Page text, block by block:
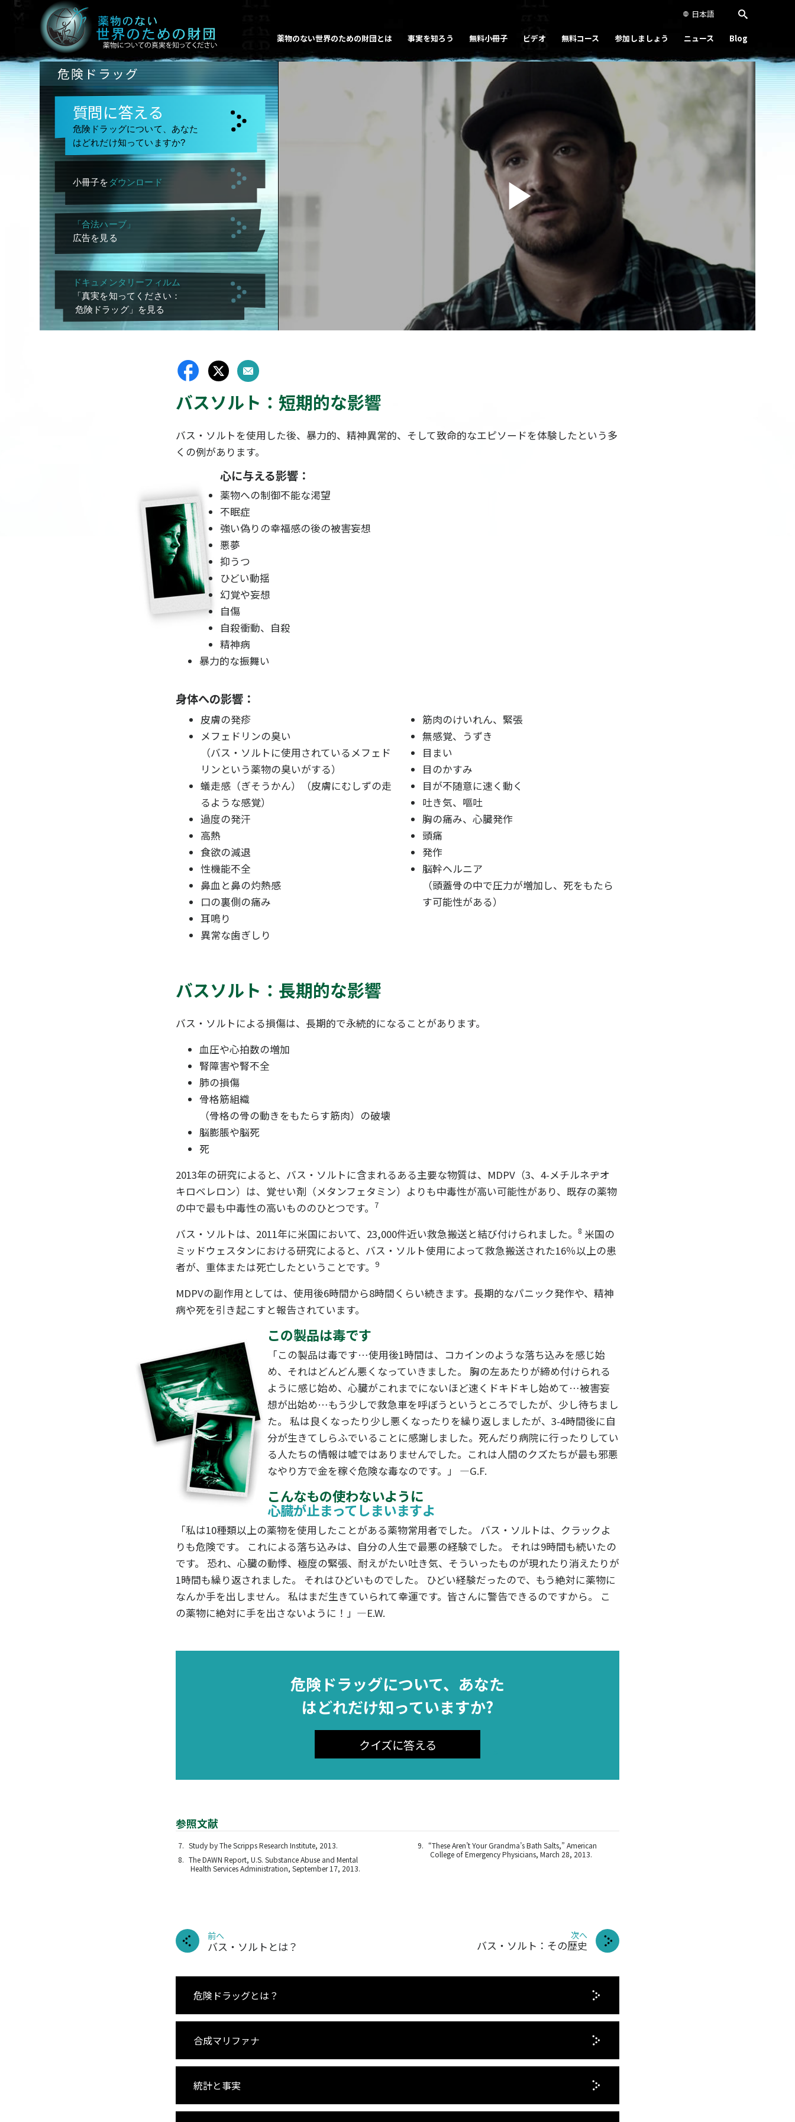
日本語
薬物のない世界のための財団とは 事実を知ろう 無料小冊子 ビデオ 無料コース 参加しましょう ニュース Blog
Play
Video
危険ドラッグ
質問に答える
危険ドラッグについて、あなた
はどれだけ知っていますか?
小冊子を ダウンロード
「合法ハーブ」
広告を見る
ドキュメンタリーフィルム
「真実を知ってください：
危険ドラッグ」を見る
バスソルト：短期的な影響
バス・ソルトを使用した後、暴力的、精神異常的、そして致命的なエピソードを体験したという多
くの例があります。
心に与える影響：
薬物への制御不能な渇望
不眠症
強い偽りの幸福感の後の被害妄想
悪夢
抑うつ
ひどい動揺
幻覚や妄想
自傷
自殺衝動、自殺
精神病
暴力的な振舞い
身体への影響：
皮膚の発疹
メフェドリンの臭い
（バス・ソルトに使用されているメフェド
リンという薬物の臭いがする）
蟻走感（ぎそうかん）（皮膚にむしずの走
るような感覚）
過度の発汗
高熱
食欲の減退
性機能不全
鼻血と鼻の灼熱感
口の裏側の痛み
耳鳴り
異常な歯ぎしり
筋肉のけいれん、緊張
無感覚、うずき
目まい
目のかすみ
目が不随意に速く動く
吐き気、嘔吐
胸の痛み、心臓発作
頭痛
発作
脳幹ヘルニア
（頭蓋骨の中で圧力が増加し、死をもたら
す可能性がある）
バスソルト：長期的な影響
バス・ソルトによる損傷は、長期的で永続的になることがあります。
血圧や心拍数の増加
腎障害や腎不全
肺の損傷
骨格筋組織
（骨格の骨の動きをもたらす筋肉）の破壊
脳膨脹や脳死
死
2013年の研究によると、バス・ソルトに含まれるある主要な物質は、MDPV（3、4-メチルネヂオ
キロベレロン）は、覚せい剤（メタンフェタミン）よりも中毒性が高い可能性があり、既存の薬物
の中で最も中毒性の高いもののひとつです。
7
バス・ソルトは、2011年に米国において、23,000件近い救急搬送と結び付けられました。 8 米国の
ミッドウェスタンにおける研究によると、バス・ソルト使用によって救急搬送された16％以上の患
者が、重体または死亡したということです。 9
MDPVの副作用としては、使用後6時間から8時間くらい続きます。長期的なパニック発作や、精神
病や死を引き起こすと報告されています。
この製品は毒です
「この製品は毒です…使用後1時間は、コカインのような落ち込みを感じ始
め、それはどんどん悪くなっていきました。 胸の左あたりが締め付けられる
ように感じ始め、心臓がこれまでにないほど速くドキドキし始めて…被害妄
想が出始め…もう少しで救急車を呼ぼうというところでしたが、少し待ちまし
た。 私は良くなったり少し悪くなったりを繰り返しましたが、3-4時間後に自
分が生きてしらふでいることに感謝しました。死んだり病院に行ったりしてい
る人たちの情報は嘘ではありませんでした。これは人間のクズたちが最も邪悪
なやり方で金を稼ぐ危険な毒なのです。」 —G.F.
こんなもの使わないように
心臓が止まってしまいますよ
「私は10種類以上の薬物を使用したことがある薬物常用者でした。 バス・ソルトは、クラックよ
りも危険です。 これによる落ち込みは、自分の人生で最悪の経験でした。 それは9時間も続いたの
です。 恐れ、心臓の動悸、極度の緊張、耐えがたい吐き気、そういったものが現れたり消えたりが
1時間も繰り返されました。 それはひどいものでした。 ひどい経験だったので、もう絶対に薬物に
なんか手を出しません。 私はまだ生きていられて幸運です。皆さんに警告できるのですから。 こ
の薬物に絶対に手を出さないように！」—E.W.
危険ドラッグについて、あなた
はどれだけ知っていますか?
クイズに答える
参照文献
Study by The Scripps Research Institute, 2013.
The DAWN Report, U.S. Substance Abuse and Mental
Health Services Administration, September 17, 2013.
“These Aren’t Your Grandma’s Bath Salts,” American
College of Emergency Physicians, March 28, 2013.
前へ
バス・ソルトとは？
次へ
バス・ソルト：その歴史
危険ドラッグとは？
合成マリファナ
統計と事実
更新登録して、支援方法を確認してください
「真実を知ってください：薬物」ニュース を購読してください。
最新のニュースや情報をお届けします。
いえ、いいです